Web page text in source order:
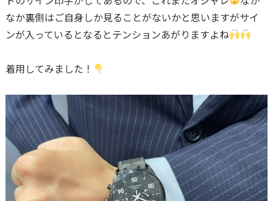
なか裏側はご自身しか見ることがないかと思いますがサイ
ンが入っているとなるとテンションあがりますよね
着用してみました！